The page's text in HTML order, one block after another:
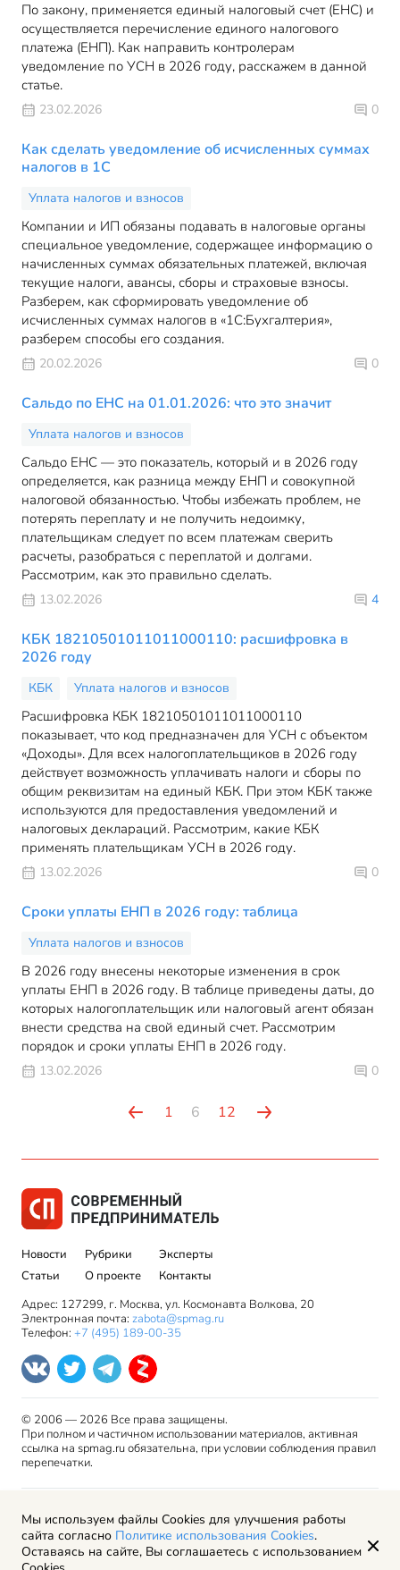
По закону, применяется единый налоговый счет (ЕНС) и
осуществляется перечисление единого налогового
платежа (ЕНП). Как направить контролерам
уведомление по УСН в 2026 году, расскажем в данной
статье.
23.02.2026 0
Как сделать уведомление об исчисленных суммах
налогов в 1С
Уплата налогов и взносов
Компании и ИП обязаны подавать в налоговые органы
специальное уведомление, содержащее информацию о
начисленных суммах обязательных платежей, включая
текущие налоги, авансы, сборы и страховые взносы.
Разберем, как сформировать уведомление об
исчисленных суммах налогов в «1С:Бухгалтерия»,
разберем способы его создания.
20.02.2026 0
Сальдо по ЕНС на 01.01.2026: что это значит
Уплата налогов и взносов
Сальдо ЕНС — это показатель, который и в 2026 году
определяется, как разница между ЕНП и совокупной
налоговой обязанностью. Чтобы избежать проблем, не
потерять переплату и не получить недоимку,
плательщикам следует по всем платежам сверить
расчеты, разобраться с переплатой и долгами.
Рассмотрим, как это правильно сделать.
13.02.2026 4
КБК 18210501011011000110: расшифровка в
2026 году
КБК Уплата налогов и взносов
Расшифровка КБК 18210501011011000110
показывает, что код предназначен для УСН с объектом
«Доходы». Для всех налогоплательщиков в 2026 году
действует возможность уплачивать налоги и сборы по
общим реквизитам на единый КБК. При этом КБК также
используются для предоставления уведомлений и
налоговых деклараций. Рассмотрим, какие КБК
применять плательщикам УСН в 2026 году.
13.02.2026 0
Сроки уплаты ЕНП в 2026 году: таблица
Уплата налогов и взносов
В 2026 году внесены некоторые изменения в срок
уплаты ЕНП в 2026 году. В таблице приведены даты, до
которых налогоплательщик или налоговый агент обязан
внести средства на свой единый счет. Рассмотрим
порядок и сроки уплаты ЕНП в 2026 году.
13.02.2026 0
1 6 12
Новости
Статьи
Рубрики
О проекте
Эксперты
Контакты
Адрес: 127299, г. Москва, ул. Космонавта Волкова, 20
Электронная почта: zabota@spmag.ru
Телефон: +7 (495) 189-00-35
© 2006 — 2026 Все права защищены.
При полном и частичном использовании материалов, активная
ссылка на spmag.ru обязательна, при условии соблюдения правил
перепечатки.
Правила использования материалов сайта и авторские
права
Пользовательское соглашение
Политика обработки персональных данных
Мы используем файлы Cookies для улучшения работы
сайта согласно Политике использования Cookies.
Оставаясь на сайте, Вы соглашаетесь с использованием